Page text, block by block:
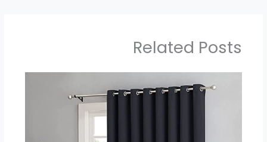
Related Posts